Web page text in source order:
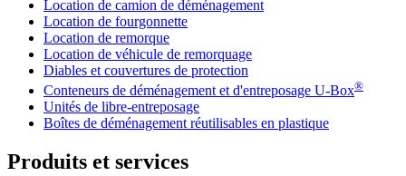
Location de camion de déménagement
Location de fourgonnette
Location de remorque
Location de véhicule de remorquage
Diables et couvertures de protection
Conteneurs de déménagement et d'entreposage U-Box®
Unités de libre-entreposage
Boîtes de déménagement réutilisables en plastique
Produits et services